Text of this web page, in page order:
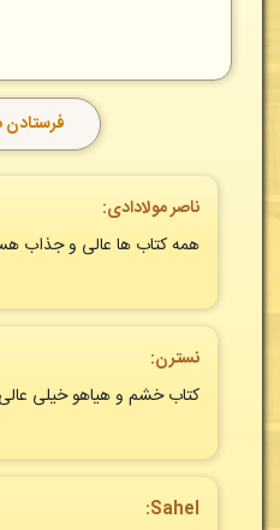
ناصر مولادادی:
همه کتاب ها عالی و جذاب
نسترن:
کتاب خشم و هیاهو خیلی
Sahel: